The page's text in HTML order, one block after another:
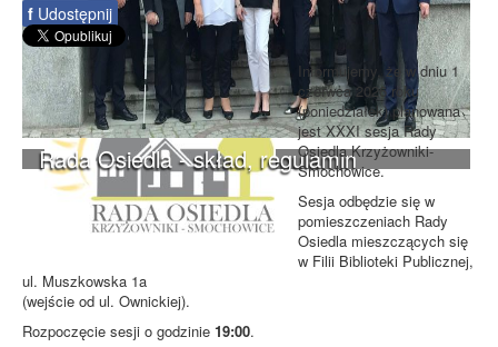
Rada Osiedla - skład, regulamin
f Udostępnij
Informujemy, że w dniu 1
czerwca 2026 roku
(poniedziałek) planowana
jest XXXI sesja Rady
Osiedla Krzyżowniki-
Smochowice.
Sesja odbędzie się w
pomieszczeniach Rady
Osiedla mieszczących się
w Filii Biblioteki Publicznej,
ul. Muszkowska 1a
(wejście od ul. Ownickiej).
Rozpoczęcie sesji o godzinie 19:00.